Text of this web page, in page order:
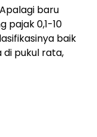
baru
pajak 0,1-10
baik
di pukul rata,